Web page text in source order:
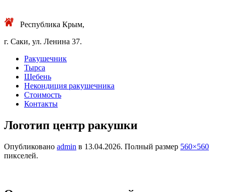
Республика Крым,
г. Саки, ул. Ленина 37.
Ракушечник
Тырса
Щебень
Некондиция ракушечника
Стоимость
Контакты
Логотип центр ракушки
Опубликовано admin в 13.04.2026. Полный размер 560×560
пикселей.